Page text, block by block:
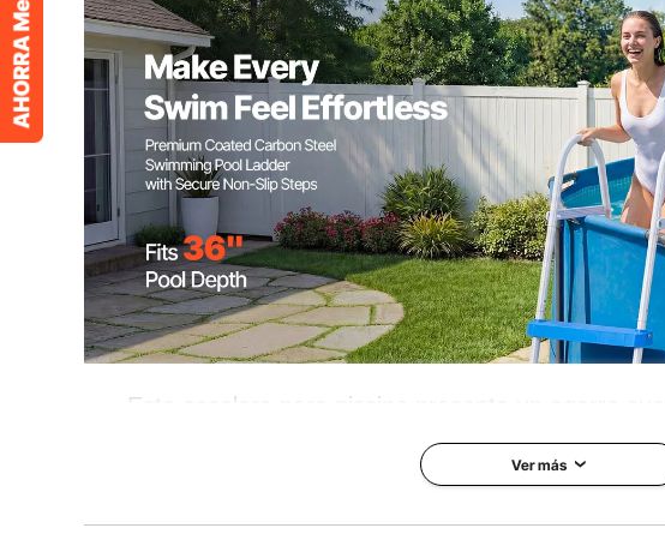
Peso del producto 13,3 libras / 6,05 kg
Dimensiones del producto 31,7 x 31,1 x 47,2 pulgadas /
Esta escalera para piscina presenta un agarre
construcción robusta, lo que hace que entrar y salir
todo momento.
Ver más